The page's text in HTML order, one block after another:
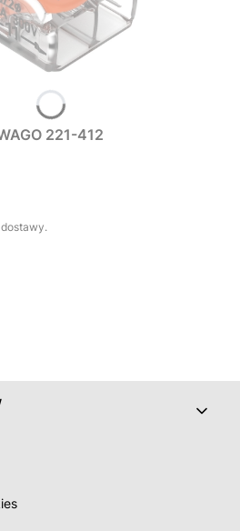
221-412